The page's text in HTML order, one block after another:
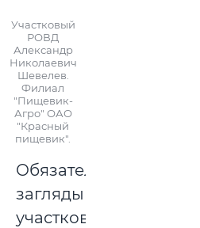
Участковый
РОВД
Александр
Николаевич
Шевелев.
Филиал
"Пищевик-
Агро" ОАО
"Красный
пищевик".
Обязательно
заглядывает
участковый